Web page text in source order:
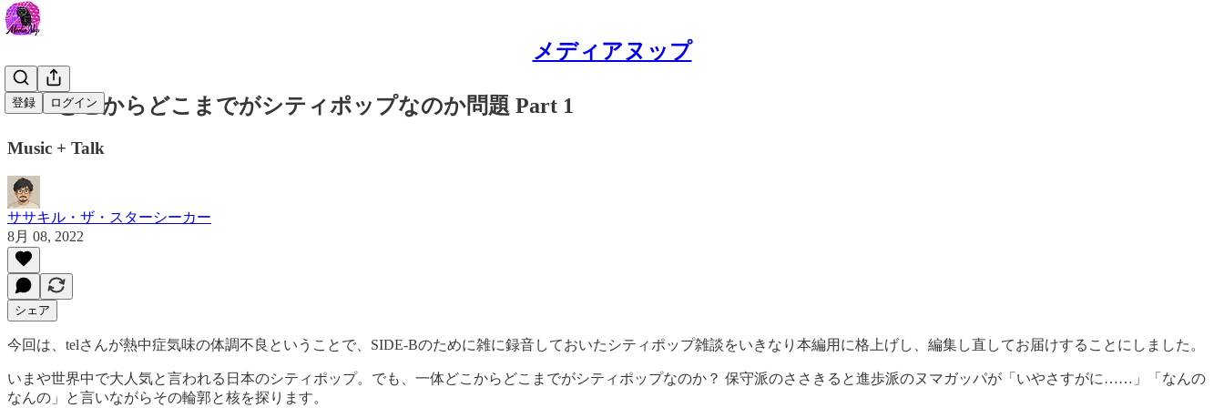
メディアヌップ
登録 ログイン
#040 どこからどこまでがシティポップなのか問題 Part 1
Music + Talk
ササキル・ザ・スターシーカー
8月 08, 2022
シェア
今回は、telさんが熱中症気味の体調不良ということで、SIDE-Bのために雑に録音しておいたシティポップ雑談をいきなり本編用に格上げし、編集し直してお届けすることにしました。
いまや世界中で大人気と言われる日本のシティポップ。でも、一体どこからどこまでがシティポップなのか？ 保守派のささきると進歩派のヌマガッパが「いやさすがに……」「なんの
なんの」と言いながらその輪郭と核を探ります。